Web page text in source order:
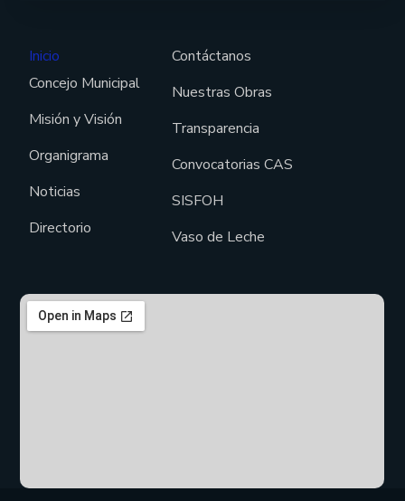
Inicio
Concejo Municipal
Misión y Visión
Organigrama
Noticias
Directorio
Contáctanos
Nuestras Obras
Transparencia
Convocatorias CAS
SISFOH
Vaso de Leche